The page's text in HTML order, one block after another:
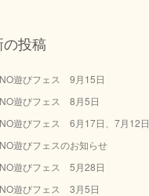
投稿
遊びフェス 9月15日
遊びフェス 8月5日
遊びフェス 6月17日、7月12日
遊びフェスのお知らせ
遊びフェス 5月28日
遊びフェス 3月5日